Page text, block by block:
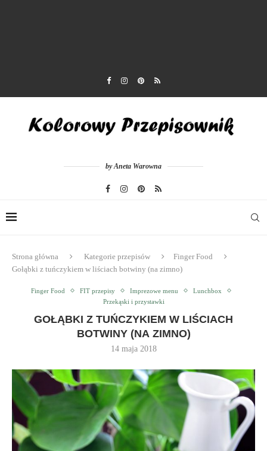
by Aneta Warowna
Strona główna Kategorie przepisów
Finger Food
Gołąbki z tuńczykiem w liściach botwiny (na zimno)
Finger Food FIT przepisy Imprezowe menu
Lunchbox
Przekąski i przystawki
GOŁĄBKI Z TUŃCZYKIEM W LIŚCIACH
BOTWINY (NA ZIMNO)
14 maja 2018